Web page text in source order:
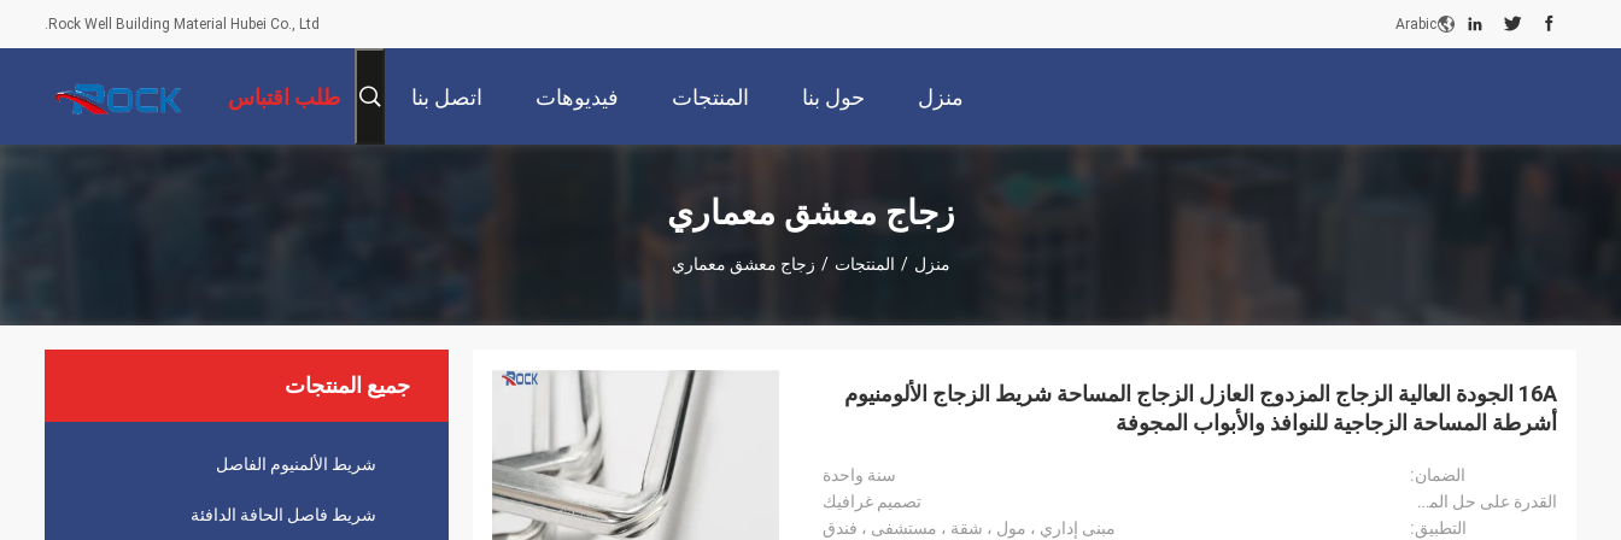
Rock Well Building Material Hubei Co., Ltd. Arabic
منزل حول بنا المنتجات فيديوهات اتصل بنا طلب اقتباس
زجاج معشق معماري
منزل / المنتجات / زجاج معشق معماري
جميع المنتجات
شريط الألمنيوم الفاصل
شريط فاصل الحافة الدافئة
16A الجودة العالية الزجاج المزدوج العازل الزجاج المساحة شريط الزجاج الألومنيوم
أشرطة المساحة الزجاجية للنوافذ والأبواب المجوفة
الضمان:
سنة واحدة
القدرة على حل المشروع:
تصميم غرافيك
التطبيق:
مبنى إداري ، مول ، شقة ، مستشفى ، فندق